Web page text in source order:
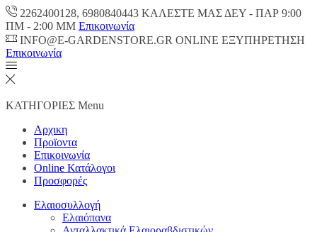
2262400128, 6980840443 ΚΑΛΕΣΤΕ ΜΑΣ ΔΕΥ - ΠΑΡ 9:00
ΠM - 2:00 ΜΜ Επικοινωνία
INFO@E-GARDENSTORE.GR ONLINE ΕΞΥΠΗΡΕΤΗΣH
Επικοινωνία
ΚΑΤΗΓΟΡΙΕΣ Menu
Αρχικη
Προϊοντα
Επικοινωνία
Online Κατάλογοι
Προσφορές
Ελαιοσυλλογή
Ελαιόπανα